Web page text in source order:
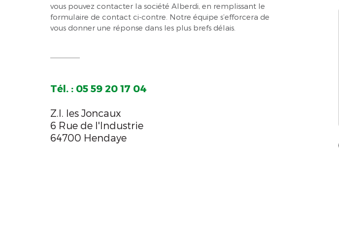
vous pouvez contacter la société Alberdi, en remplissant le
formulaire de contact ci-contre. Notre équipe s’efforcera de
vous donner une réponse dans les plus brefs délais.
Tél. : 05 59 20 17 04
Z.I. les Joncaux
6 Rue de l'Industrie
64700 Hendaye